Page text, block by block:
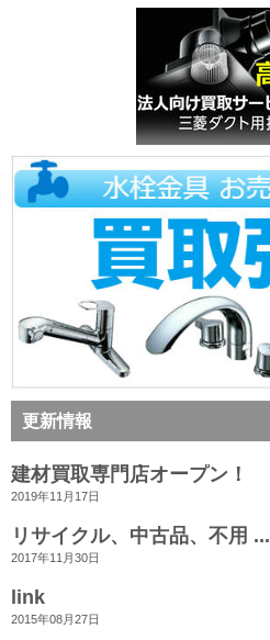
更新情報
建材買取専門店オープン！
2019年11月17日
リサイクル、中古品、不用 ...
2017年11月30日
link
2015年08月27日